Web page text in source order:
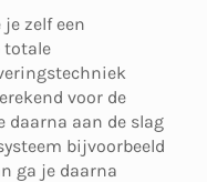
zelf een
totale
voor de
daarna aan de slag
bijvoorbeeld
ga je daarna